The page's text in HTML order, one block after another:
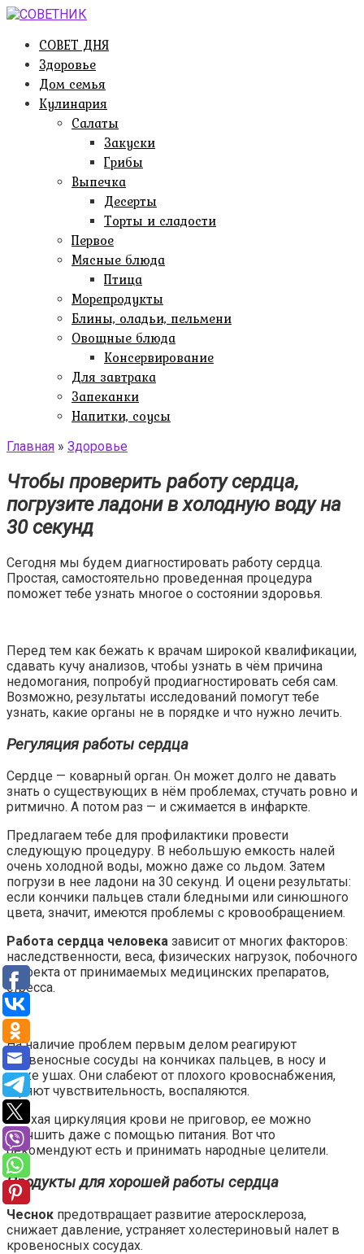
Перейти
контентуСОВЕТ ДНЯ
Здоровье
Дом семья
Кулинария
Салаты
Закуски
Грибы
Выпечка
Десерты
Торты и сладости
Первое
Мясные блюда
Птица
Морепродукты
Блины, оладьи, пельмени
Овощные блюда
Консервирование
Для завтрака
Запеканки
Напитки, соусы
Главная » Здоровье
Чтобы проверить работу сердца,
погрузите ладони в холодную воду на
30 секунд
Сегодня мы будем диагностировать работу сердца.
Простая, самостоятельно проведенная процедура
поможет тебе узнать многое о состоянии здоровья.
Перед тем как бежать к врачам широкой квалификации,
сдавать кучу анализов, чтобы узнать в чём причина
недомогания, попробуй продиагностировать себя сам.
Возможно, результаты исследований помогут тебе
узнать, какие органы не в порядке и что нужно лечить.
Регуляция работы сердца
Сердце — коварный орган. Он может долго не давать
знать о существующих в нём проблемах, стучать ровно и
ритмично. А потом раз — и сжимается в инфаркте.
Предлагаем тебе для профилактики провести
следующую процедуру. В небольшую емкость налей
очень холодной воды, можно даже со льдом. Затем
погрузи в нее ладони на 30 секунд. И оцени результаты:
если кончики пальцев стали бледными или синюшного
цвета, значит, имеются проблемы с кровообращением.
Работа сердца человека зависит от многих факторов:
наследственности, веса, физических нагрузок, побочного
эффекта от принимаемых медицинских препаратов,
стресса.
На наличие проблем первым делом реагируют
кровеносные сосуды на кончиках пальцев, в носу и
даже ушах. Они слабеют от плохого кровоснабжения,
теряют чувствительность, воспаляются.
Плохая циркуляция крови не приговор, ее можно
улучшить даже с помощью питания. Вот что
рекомендуют есть и принимать народные целители.
Продукты для хорошей работы сердца
Чеснок предотвращает развитие атеросклероза,
снижает давление, устраняет холестериновый налет в
кровеносных сосудах.